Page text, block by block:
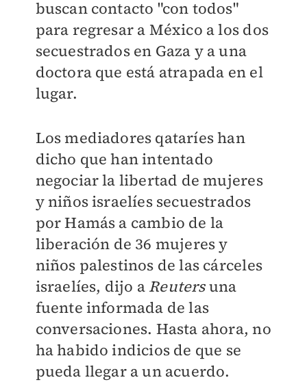
buscan contacto "con todos"
para regresar a México a los dos
secuestrados en Gaza y a una
doctora que está atrapada en el
lugar.
Los mediadores qataríes han
dicho que han intentado
negociar la libertad de mujeres
y niños israelíes secuestrados
por Hamás a cambio de la
liberación de 36 mujeres y
niños palestinos de las cárceles
israelíes, dijo a Reutersuna
fuente informada de las
conversaciones. Hasta ahora, no
ha habido indicios de que se
pueda llegar a un acuerdo.